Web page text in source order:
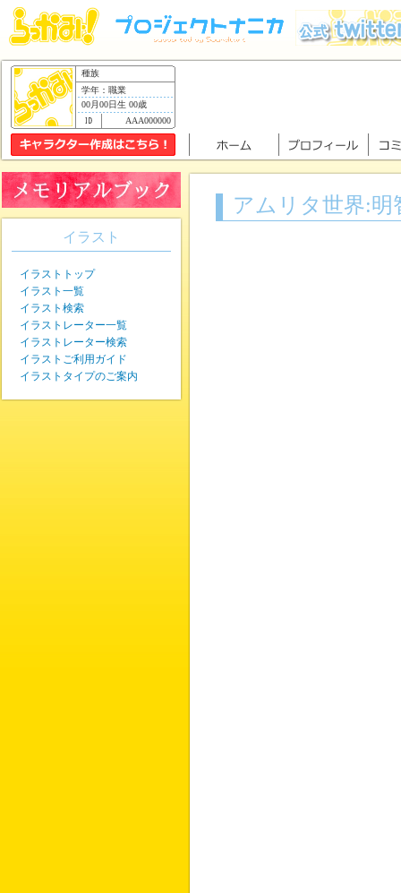
種族
学年：職業
00月00日生 00歳
AAA000000
アムリタ世界:明
イラスト
イラストトップ
イラスト一覧
イラスト検索
イラストレーター一覧
イラストレーター検索
イラストご利用ガイド
イラストタイプのご案内